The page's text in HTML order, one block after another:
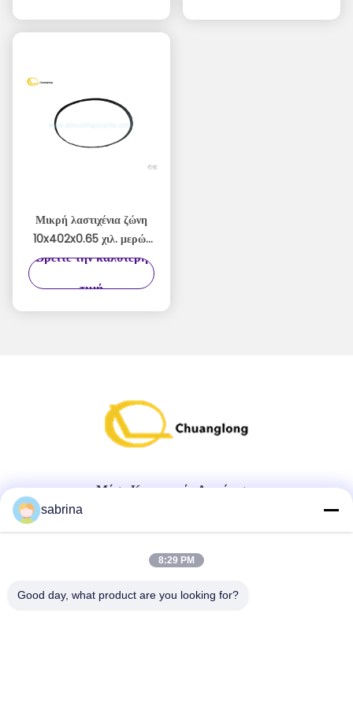
Μικρή λαστιχένια ζώνη
10x402x0.65 χιλ. μερών
Hyosung 5600T
Βρείτε την καλύτερη
τιμή
Μέσα Κοινωνικής Δικτύωσης
Γρήγορη επαφή
τηλ
sabrina
8:29 PM
Good day, what product are you looking for?